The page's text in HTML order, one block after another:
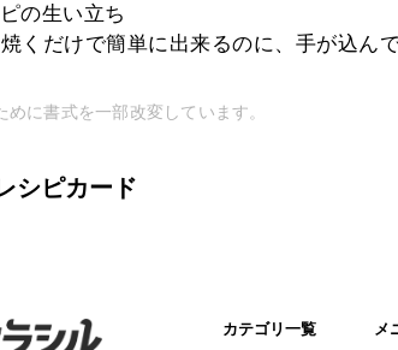
の生い立ち
くだけで簡単に出来るのに、手が込ん
めに書式を一部改変しています。
シピカード
カテゴリ一覧 メ